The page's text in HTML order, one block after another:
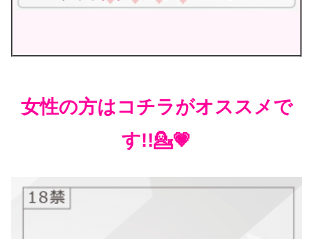
女性の方はコチラがオススメで
す!!💁💗